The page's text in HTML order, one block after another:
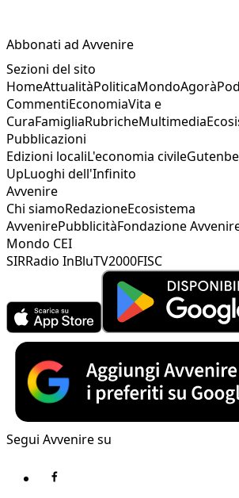
Abbonati ad Avvenire
Sezioni del sito
HomeAttualitàPoliticaMondoAgorà
CommentiEconomiaVita e
CuraFamigliaRubricheMultimedia
Pubblicazioni
Edizioni localiL'economia civile
UpLuoghi dell'Infinito
Avvenire
Chi siamoRedazioneEcosistema
AvvenirePubblicitàFondazione
Mondo CEI
SIRRadio InBluTV2000FISC
Segui Avvenire su